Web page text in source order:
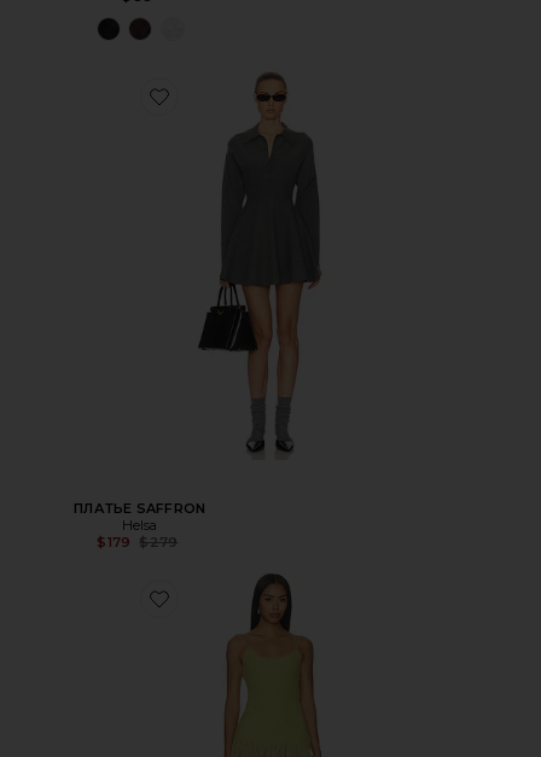
ПЛАТЬЕ SAFFRON
Helsa
$179
Предыдущая цена:
$279